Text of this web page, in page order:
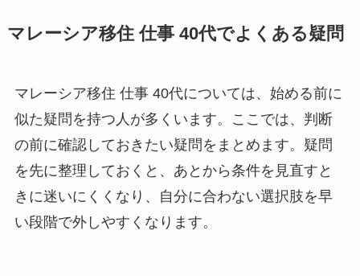
マレーシア移住 仕事 40代でよくある疑問
マレーシア移住 仕事 40代については、始める前に
似た疑問を持つ人が多くいます。ここでは、判断
の前に確認しておきたい疑問をまとめます。疑問
を先に整理しておくと、あとから条件を見直すと
きに迷いにくくなり、自分に合わない選択肢を早
い段階で外しやすくなります。